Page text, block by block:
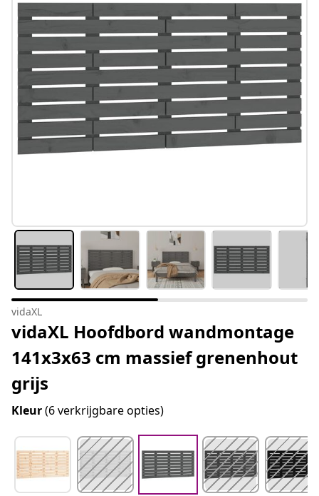
vidaXL
vidaXL Hoofdbord wandmontage
141x3x63 cm massief grenenhout
grijs
Kleur(6 verkrijgbare opties)